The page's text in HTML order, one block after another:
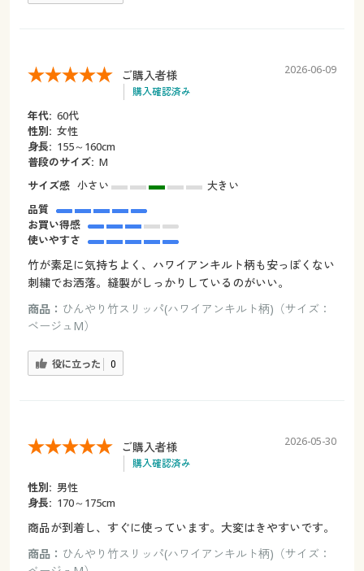
ご購入者様
購入確認済み
2026-06-09
年代: 60代
性別: 女性
身長: 155～160cm
普段のサイズ: M
サイズ感 小さい
大きい
品質
お買い得感
使いやすさ
竹が素足に気持ちよく、ハワイアンキルト柄も安っぽくない
刺繍でお洒落。縫製がしっかりしているのがいい。
商品： ひんやり竹スリッパ(ハワイアンキルト柄)（サイズ：
ベージュM）
役に立った 0
ご購入者様
購入確認済み
2026-05-30
性別: 男性
身長: 170～175cm
商品が到着し、すぐに使っています。大変はきやすいです。
商品： ひんやり竹スリッパ(ハワイアンキルト柄)（サイズ：